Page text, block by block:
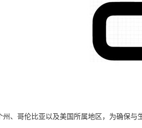
州、哥伦比亚以及美国所属地区，为确保与